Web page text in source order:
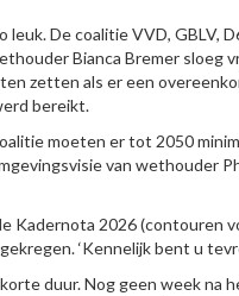
leuk. De coalitie VVD, GBLV,
Bianca Bremer sloeg
zetten als er een
bereikt.
moeten er tot 2050
van wethouder
Kadernota 2026 (contouren
‘Kennelijk bent u
duur. Nog geen week na